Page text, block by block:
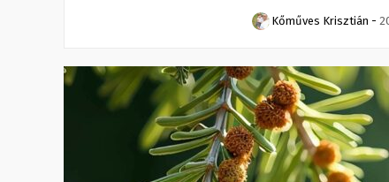
Kőműves Krisztián -